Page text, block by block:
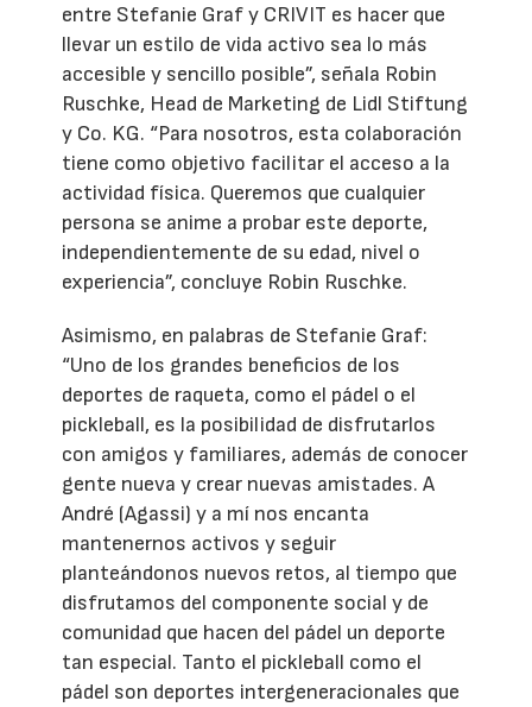
entre Stefanie Graf y CRIVIT es hacer que
llevar un estilo de vida activo sea lo más
accesible y sencillo posible”, señala Robin
Ruschke, Head de Marketing de Lidl Stiftung
y Co. KG. “Para nosotros, esta colaboración
tiene como objetivo facilitar el acceso a la
actividad física. Queremos que cualquier
persona se anime a probar este deporte,
independientemente de su edad, nivel o
experiencia”, concluye Robin Ruschke.
Asimismo, en palabras de Stefanie Graf:
“Uno de los grandes beneficios de los
deportes de raqueta, como el pádel o el
pickleball, es la posibilidad de disfrutarlos
con amigos y familiares, además de conocer
gente nueva y crear nuevas amistades. A
André (Agassi) y a mí nos encanta
mantenernos activos y seguir
planteándonos nuevos retos, al tiempo que
disfrutamos del componente social y de
comunidad que hacen del pádel un deporte
tan especial. Tanto el pickleball como el
pádel son deportes intergeneracionales que